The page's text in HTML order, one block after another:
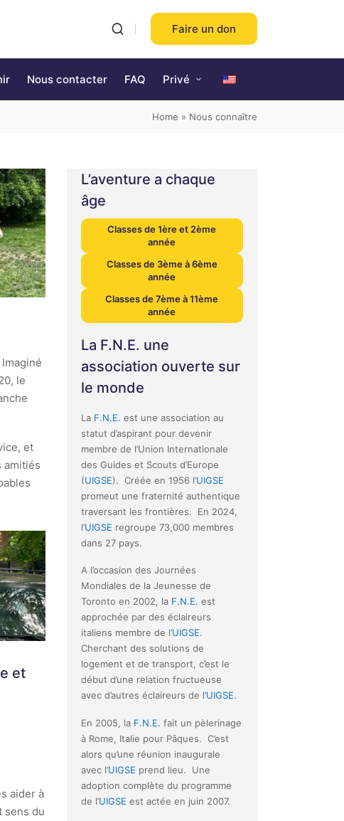
Faire un don
Nous contacter FAQ Privé
Home » Nous connaître
le
et
amitiés
et
aider à
sens du
L’aventure a chaque
âge
Classes de 1ère et 2ème
année
Classes de 3ème à 6ème
année
Classes de 7ème à 11ème
année
La F.N.E. une
association ouverte sur
le monde
La F.N.E. est une association au
statut d’aspirant pour devenir
membre de l’Union Internationale
des Guides et Scouts d’Europe
(UIGSE). Créée en 1956 l’UIGSE
promeut une fraternité authentique
traversant les frontières. En 2024,
l’UIGSE regroupe 73,000 membres
dans 27 pays.
A l’occasion des Journées
Mondiales de la Jeunesse de
Toronto en 2002, la F.N.E. est
approchée par des éclaireurs
italiens membre de l’UIGSE.
Cherchant des solutions de
logement et de transport, c’est le
début d’une relation fructueuse
avec d’autres éclaireurs de l’UIGSE.
En 2005, la F.N.E. fait un pèlerinage
à Rome, Italie pour Pâques. C’est
alors qu’une réunion inaugurale
avec l’UIGSE prend lieu. Une
adoption complète du programme
de l’UIGSE est actée en juin 2007.